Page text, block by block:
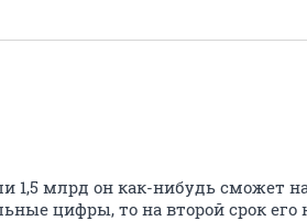
1,5 млрд он как-нибудь сможет
цифры, то на второй срок его